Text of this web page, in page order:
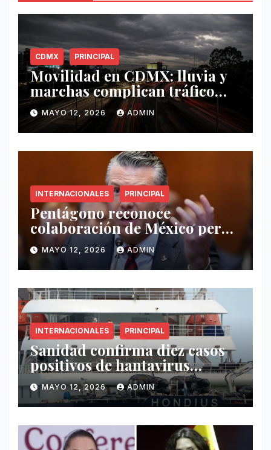
CDMX PRINCIPAL
Movilidad en CDMX: lluvia y
marchas complican tráfico
este 12 de mayo
MAYO 12, 2026 ADMIN
INTERNACIONALES PRINCIPAL
Pentágono reconoce
colaboración de México pero
exige mayor operatividad
antidrogas
MAYO 12, 2026 ADMIN
INTERNACIONALES PRINCIPAL
Sanidad confirma diez casos
positivos de hantavirus
vinculados al crucero MV
Hondius
MAYO 12, 2026 ADMIN